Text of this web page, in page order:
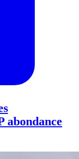
abondance